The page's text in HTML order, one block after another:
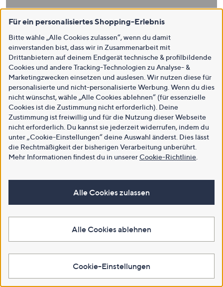
Für ein personalisiertes Shopping-Erlebnis
Bitte wähle „Alle Cookies zulassen“, wenn du damit
einverstanden bist, dass wir in Zusammenarbeit mit
Drittanbietern auf deinem Endgerät technische & profilbildende
Cookies und andere Tracking-Technologien zu Analyse- &
Marketingzwecken einsetzen und auslesen. Wir nutzen diese für
personalisierte und nicht-personalisierte Werbung. Wenn du dies
nicht wünschst, wähle „Alle Cookies ablehnen“ (für essenzielle
Cookies ist die Zustimmung nicht erforderlich). Deine
Zustimmung ist freiwillig und für die Nutzung dieser Webseite
nicht erforderlich. Du kannst sie jederzeit widerrufen, indem du
unter „Cookie-Einstellungen“ deine Auswahl änderst. Dies lässt
die Rechtmäßigkeit der bisherigen Verarbeitung unberührt.
Mehr Informationen findest du in unsererCookie-Richtlinie
Alle Cookies zulassen
Alle Cookies ablehnen
Cookie-Einstellungen